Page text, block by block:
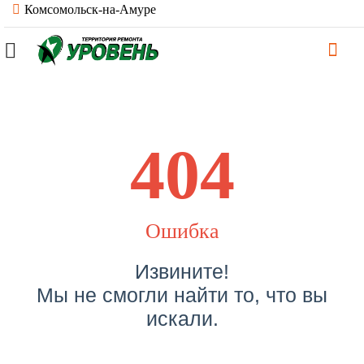
Комсомольск-на-Амуре
404
Ошибка
Извините!
Мы не смогли найти то, что вы
искали.